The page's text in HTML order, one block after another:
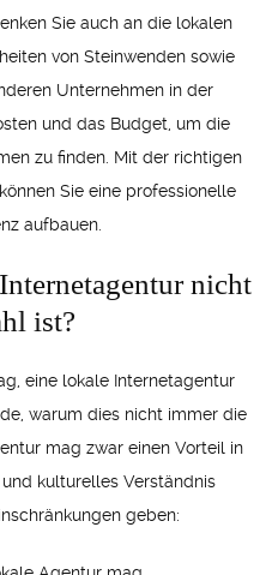
Sie auch an die lokalen
von Steinwenden sowie
Unternehmen in der
und das Budget, um die
zu finden. Mit der richtigen
Sie eine professionelle
aufbauen.
nicht
ist?
eine lokale Internetagentur
warum dies nicht immer die
mag zwar einen Vorteil in
kulturelles Verständnis
geben: